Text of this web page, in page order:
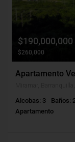
$190,000,000
$260,000
Apartamento
Alcobas: 3 Baños:
Apartamento